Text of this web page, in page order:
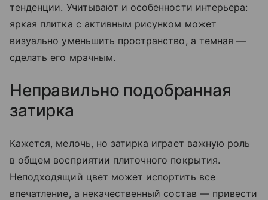
тенденции. Учитывают и особенности интерьера:
яркая плитка с активным рисунком может
визуально уменьшить пространство, а темная —
сделать его мрачным.
Неправильно подобранная
затирка
Кажется, мелочь, но затирка играет важную роль
в общем восприятии плиточного покрытия.
Неподходящий цвет может испортить все
впечатление, а некачественный состав — привести